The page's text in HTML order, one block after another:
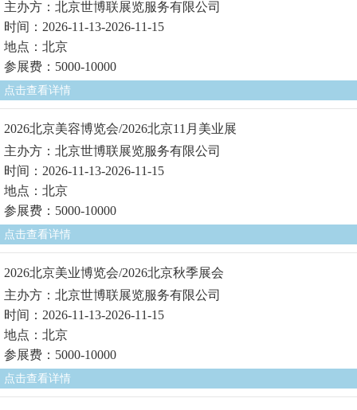
主办方：北京世博联展览服务有限公司
时间：2026-11-13-2026-11-15
地点：北京
参展费：5000-10000
点击查看详情
2026北京美容博览会/2026北京11月美业展
主办方：北京世博联展览服务有限公司
时间：2026-11-13-2026-11-15
地点：北京
参展费：5000-10000
点击查看详情
2026北京美业博览会/2026北京秋季展会
主办方：北京世博联展览服务有限公司
时间：2026-11-13-2026-11-15
地点：北京
参展费：5000-10000
点击查看详情